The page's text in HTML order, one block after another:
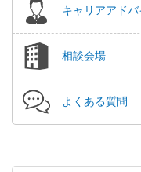
キャリアアド
相談会場
よくある質問